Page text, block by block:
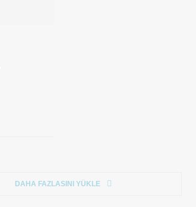
DAHA FAZLASINI YÜKLE